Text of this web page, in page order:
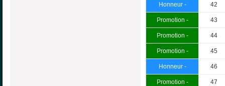
Honneur - 42
Promotion - 43
Promotion - 44
Promotion - 45
Honneur - 46
Promotion - 47